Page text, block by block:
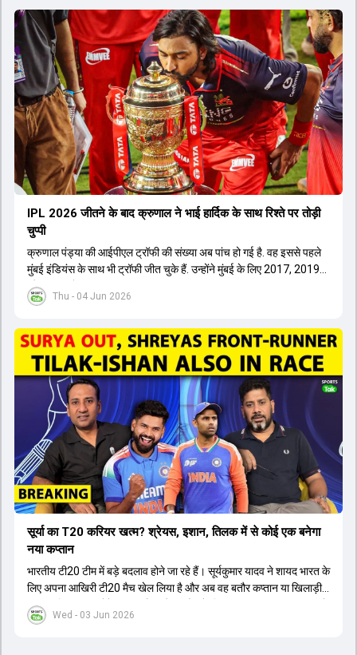
Thu - 04 Jun 2026
IPL 2026 जीतने के बाद क्रुणाल ने भाई हार्द‍िक के साथ र‍िश्ते पर तोड़ी
चुप्पी
क्रुणाल पंड्या की आईपीएल ट्रॉफी की संख्या अब पांच हो गई है. वह इससे पहले
मुंबई इंडियंस के साथ भी ट्रॉफी जीत चुके हैं. उन्होंने मुंबई के लिए 2017, 2019
और 2020 में ट्रॉफी जीती थी.
Wed - 03 Jun 2026
सूर्या का T20 करियर खत्म? श्रेयस, इशान, तिलक में से कोई एक बनेगा
नया कप्तान
भारतीय टी20 टीम में बड़े बदलाव होने जा रहे हैं। सूर्यकुमार यादव ने शायद भारत के
लिए अपना आखिरी टी20 मैच खेल लिया है और अब वह बतौर कप्तान या खिलाड़ी
टीम का हिस्सा नहीं होंगे। आयरलैंड और इंग्लैंड के खिलाफ आगामी टी20 सीरीज के
लिए नए कप्तान की तलाश जारी है। इस रेस में श्रेयस अय्यर सबसे आगे चल रहे